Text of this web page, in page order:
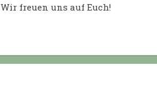
Wir freuen uns auf Euch!